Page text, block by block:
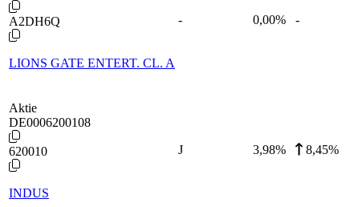
A2DH6Q
LIONS GATE ENTERT. CL. A
- 0,00% -
Aktie
DE0006200108
620010
INDUS
J 3,98% 8,45%